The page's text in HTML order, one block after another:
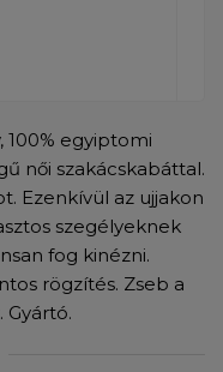
100% egyiptomi
női szakácskabáttal.
Ezenkívül az ujjakon
szegélyeknek
fog kinézni.
rögzítés. Zseb a
Gyártó.